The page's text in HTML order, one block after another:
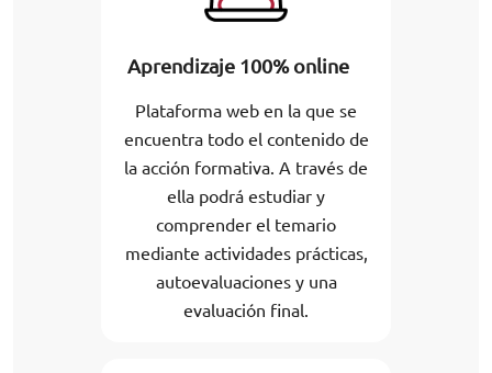
Aprendizaje 100% online
Plataforma web en la que se
encuentra todo el contenido de
la acción formativa. A través de
ella podrá estudiar y
comprender el temario
mediante actividades prácticas,
autoevaluaciones y una
evaluación final.